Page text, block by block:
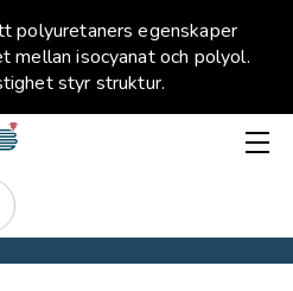
polyuretaners egenskaper
mellan isocyanat och polyol.
styr struktur.